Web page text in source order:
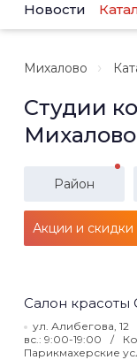
Новости
Михалово
Студии
Михалово
Район
Акции и скидки
Салон красоты
ул. Алибегова, 12
вс.: 9:00-19:00
Парикмахерские